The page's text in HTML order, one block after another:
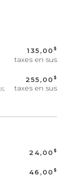
135,00$
taxes en sus
255,00$
taxes en sus
24,00$
46,00$